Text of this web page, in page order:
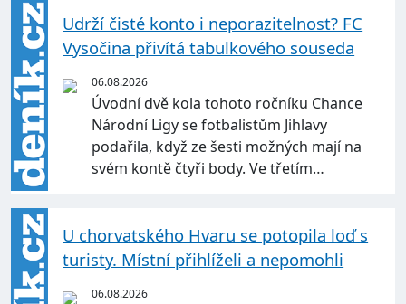
Udrží čisté konto i neporazitelnost? FC
Vysočina přivítá tabulkového souseda
06.08.2026
Úvodní dvě kola tohoto ročníku Chance
Národní Ligy se fotbalistům Jihlavy
podařila, když ze šesti možných mají na
svém kontě čtyři body. Ve třetím…
U chorvatského Hvaru se potopila loď s
turisty. Místní přihlíželi a nepomohli
06.08.2026